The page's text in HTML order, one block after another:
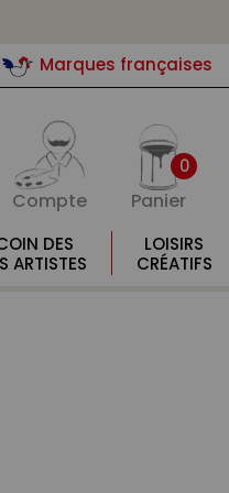
Marques françaises
Compte
0
Panier
DES
ARTISTES
LOISIRS
CRÉATIFS